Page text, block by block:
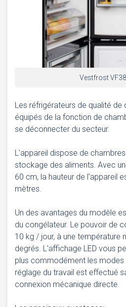
Vestfrost
Les réfrigérateurs de qualité
équipés de la fonction de
se déconnecter du secteur.
L'appareil dispose de
stockage des aliments. Avec
60 cm, la hauteur de l'appareil
mètres.
Un des avantages du modèle
du congélateur. Le pouvoir de
10 kg / jour, à une température
degrés. L'affichage LED vous
plus commodément les
réglage du travail est effectué
connexion mécanique directe.